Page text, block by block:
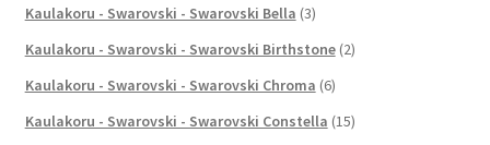
Kaulakoru - Swarovski - Swarovski Bella (3)
Kaulakoru - Swarovski - Swarovski Birthstone (2)
Kaulakoru - Swarovski - Swarovski Chroma (6)
Kaulakoru - Swarovski - Swarovski Constella (15)